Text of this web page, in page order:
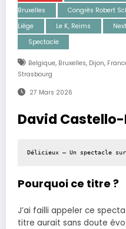
Bruxelles
Congrès Robert
Liège
Le K, Reims
Spectacle
Belgique, Bruxelles, Dijon,
Strasbourg
27 Mars 2026
David
Délicieux — Un spectacle
Pourquoi ce titre ?
J’ai failli appeler ce
titre aurait sans doute